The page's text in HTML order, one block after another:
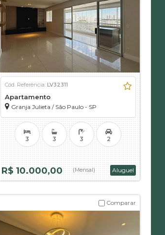
Apartamento
Granja Julieta / São Paulo - SP
Cód. Referência: LV32311
Aluguel
R$ 10.000,00 (Mensal)
3 3 3 2
Comparar